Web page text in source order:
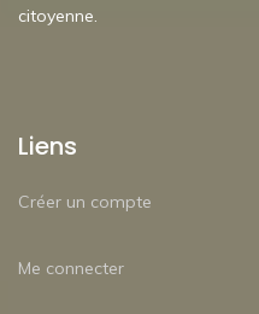
citoyenne.
Liens
Créer un compte
Me connecter